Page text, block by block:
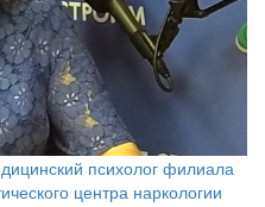
психолог филиала
центра наркологии